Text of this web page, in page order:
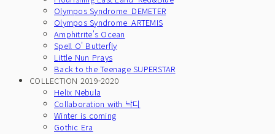
Olympos Syndrome_DEMETER
Olympos Syndrome_ARTEMIS
Amphitrite's Ocean
Spell O' Butterfly
Little Nun Prays
Back to the Teenage SUPERSTAR
COLLECTION 2019-2020
Helix Nebula
Collaboration with 낙디
Winter is coming
Gothic Era